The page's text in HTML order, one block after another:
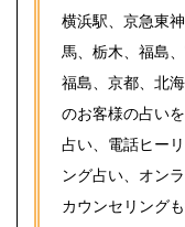
横浜駅、京急東
馬、栃木、福島
福島、京都、北
のお客様の占い
占い、電話ヒー
ング占い、オン
カウンセリング